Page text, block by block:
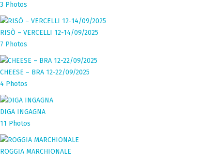
3 Photos
RISÒ – VERCELLI 12-14/09/2025
7 Photos
CHEESE – BRA 12-22/09/2025
4 Photos
DIGA INGAGNA
11 Photos
ROGGIA MARCHIONALE